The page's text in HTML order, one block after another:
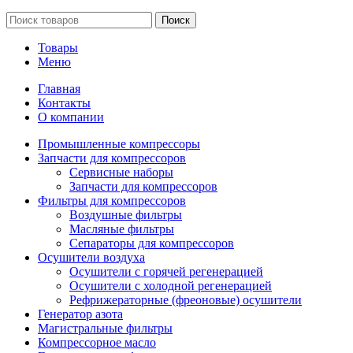
Поиск
Товары
Меню
Главная
Контакты
О компании
Промышленные компрессоры
Запчасти для компрессоров
Сервисные наборы
Запчасти для компрессоров
Фильтры для компрессоров
Воздушные фильтры
Масляные фильтры
Сепараторы для компрессоров
Осушители воздуха
Осушители с горячей регенерацией
Осушители с холодной регенерацией
Рефрижераторные (фреоновые) осушители
Генератор азота
Магистральные фильтры
Компрессорное масло